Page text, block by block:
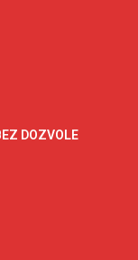
DOZVOLE